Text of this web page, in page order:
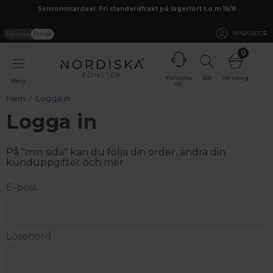
Sensommardeal: Fri standardfrakt på lagerfört t.o.m 16/8
Företag Privat MINA SIDOR
Meny
Kontakta
oss
Sök
0
Varukorg
Hem Logga in
Logga in
På "min sida" kan du följa din order, ändra din
kunduppgifter och mer
E-post
Lösenord